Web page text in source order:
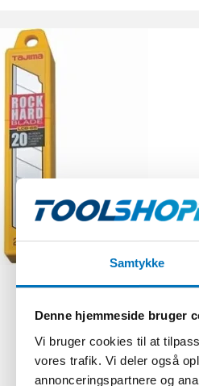
Samtykke
Denne hjemmeside bruger
Vi bruger cookies til at
vores trafik. Vi deler også
annonceringspartnere og